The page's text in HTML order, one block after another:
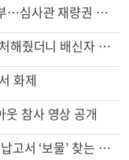
서류 하나만 빠져도 영주권·비자 거부…심사관 재량권 대폭 확대
한인 남성, 처형 상대로 성범죄…"선처해줬더니 배신자 취급"
화제
참사 영상 공개
74m짜리 보잉777, 화물기 변신…격납고서 ‘보물’ 찾는 인천공항